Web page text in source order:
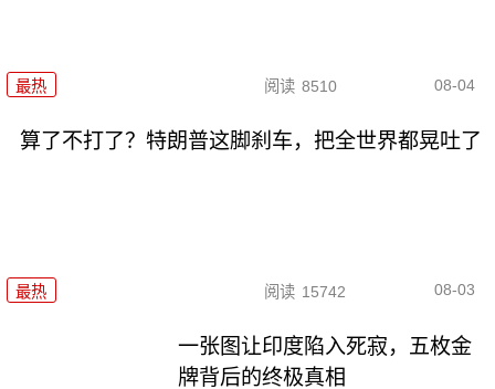
最热 阅读 8510 08-04
算了不打了？特朗普这脚刹车，把全世界都晃吐了
最热 阅读 15742 08-03
一张图让印度陷入死寂，五枚金
牌背后的终极真相